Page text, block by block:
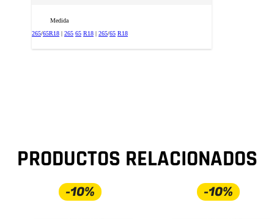
Medida
265/65R18 | 265 65 R18 | 265/65 R18
PRODUCTOS RELACIONADOS
-10% -10%